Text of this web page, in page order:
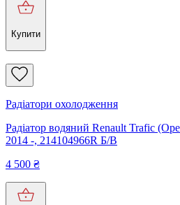
Купити
Радіатори охолодження
Радіатор водяний Renault Trafic
2014 -, 214104966R Б/В
4 500 ₴